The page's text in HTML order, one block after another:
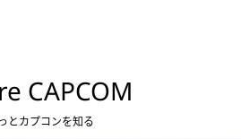
CAPCOM
とカプコンを知る